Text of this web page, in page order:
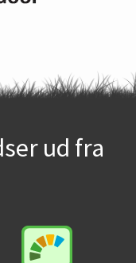
ud fra